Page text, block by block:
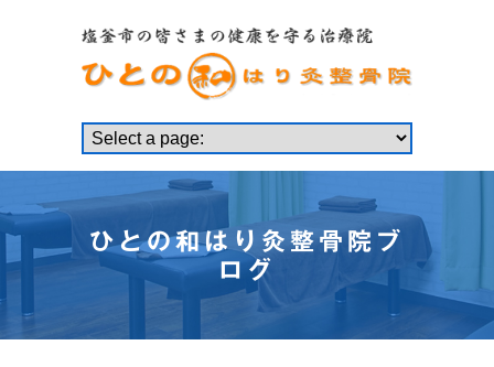
ひとの和はり灸整骨院ブ
ログ